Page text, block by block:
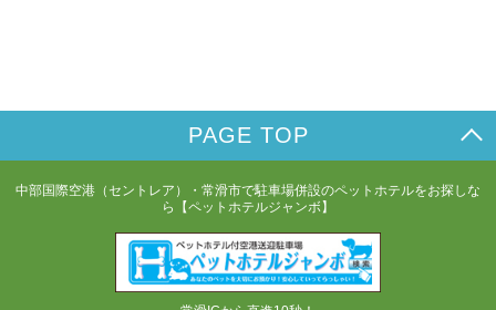
PAGE TOP
中部国際空港（セントレア）・常滑市で駐車場併設のペットホテルをお探しな
ら【ペットホテルジャンボ】